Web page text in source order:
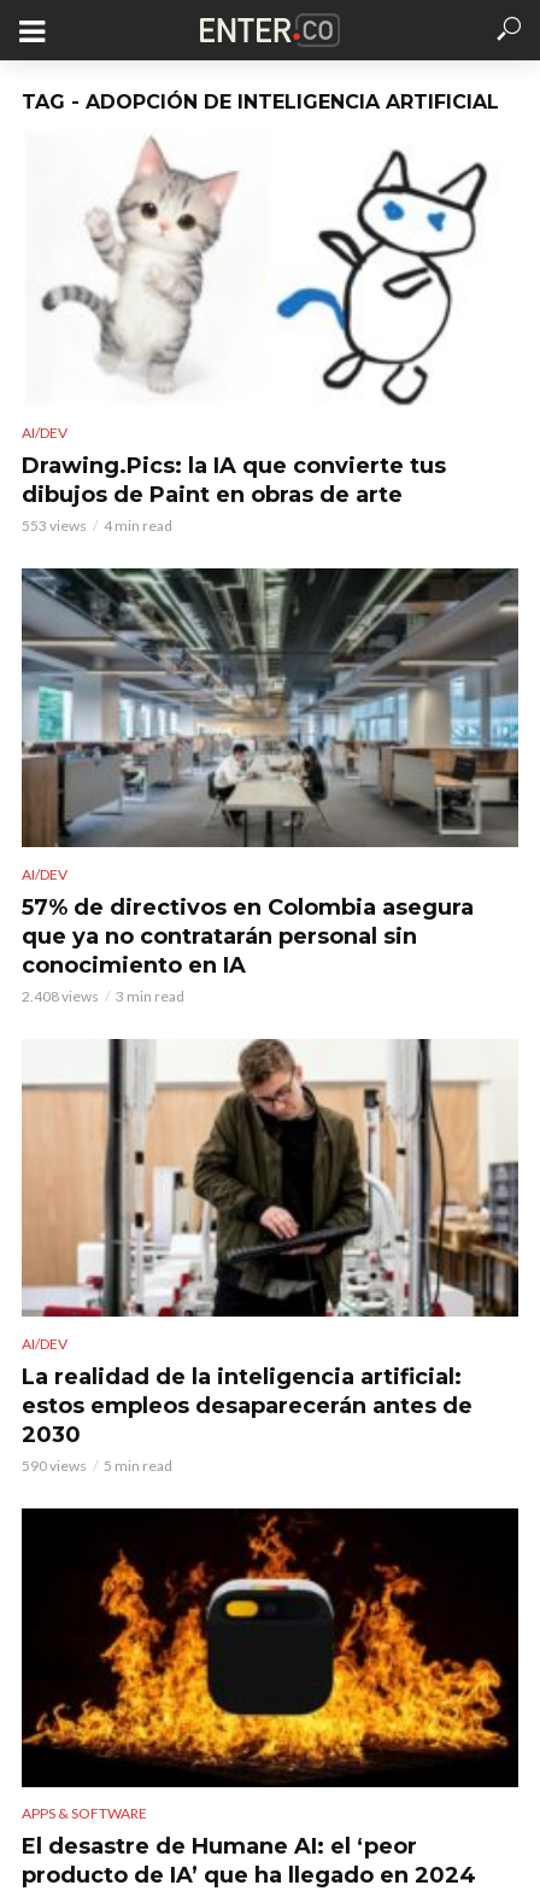
TAG - ADOPCIÓN DE INTELIGENCIA ARTIFICIAL
AI/DEV
Drawing.Pics: la IA que convierte tus
dibujos de Paint en obras de arte
553 views 4 min read
AI/DEV
57% de directivos en Colombia asegura
que ya no contratarán personal sin
conocimiento en IA
2.408 views 3 min read
AI/DEV
La realidad de la inteligencia artificial:
estos empleos desaparecerán antes de
2030
590 views 5 min read
APPS & SOFTWARE
El desastre de Humane AI: el ‘peor
producto de IA’ que ha llegado en 2024